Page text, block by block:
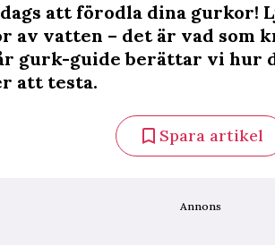
att förodla dina gurkor!
av vatten – det är vad som
gurk-guide berättar vi hur
att testa.
Spara artikel
Annons